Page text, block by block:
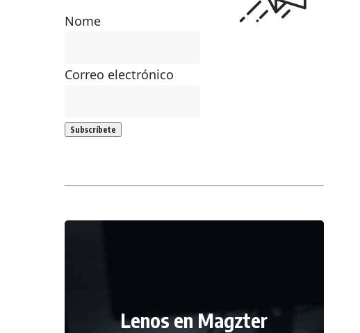
Nome
Correo electrónico
Lenos en Magzter